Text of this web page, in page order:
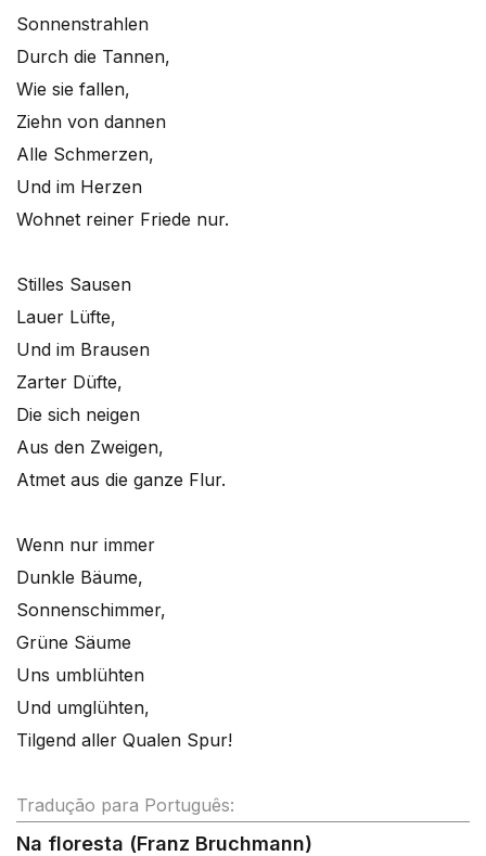
Sonnenstrahlen
Durch die Tannen,
Wie sie fallen,
Ziehn von dannen
Alle Schmerzen,
Und im Herzen
Wohnet reiner Friede nur.
Stilles Sausen
Lauer Lüfte,
Und im Brausen
Zarter Düfte,
Die sich neigen
Aus den Zweigen,
Atmet aus die ganze Flur.
Wenn nur immer
Dunkle Bäume,
Sonnenschimmer,
Grüne Säume
Uns umblühten
Und umglühten,
Tilgend aller Qualen Spur!
Tradução para Português:
Na floresta (Franz Bruchmann)